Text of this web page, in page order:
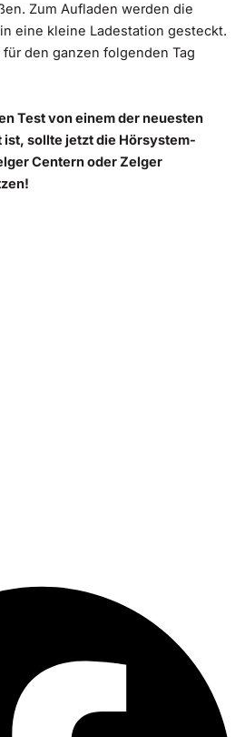
Zum Aufladen werden die
eine kleine Ladestation gesteckt.
den ganzen folgenden Tag
Test von einem der neuesten
sollte jetzt die Hörsystem-
Centern oder Zelger